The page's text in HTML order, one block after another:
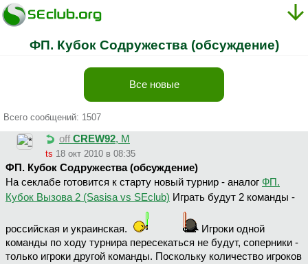
ФП. Кубок Содружества (обсуждение)
Все новые
Всего сообщений: 1507
off CREW92, М
ts 18 окт 2010 в 08:35
ФП. Кубок Содружества (обсуждение)
На секлабе готовится к старту новый турнир - аналог ФП.
Кубок Вызова 2 (Sasisa vs SEclub) Играть будут 2 команды -
российская и украинская.
Игроки одной
команды по ходу турнира пересекаться не будут, соперники -
только игроки другой команды. Поскольку количество игроков